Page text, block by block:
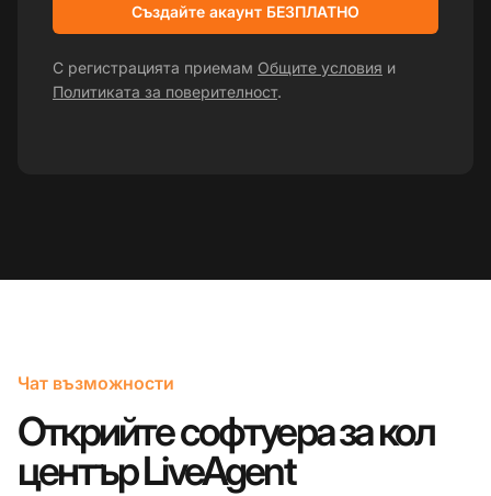
Създайте акаунт БЕЗПЛАТНО
С регистрацията приемам Общите условия и
Политиката за поверителност.
Чат възможности
Открийте софтуера за кол
център LiveAgent